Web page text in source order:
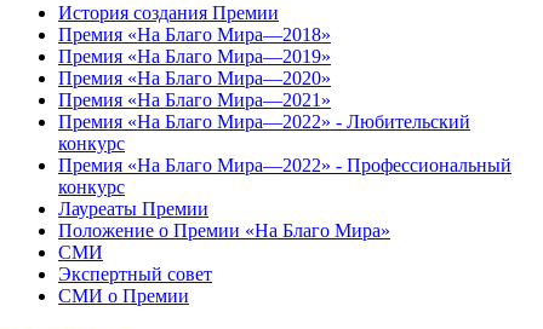
История создания Премии
Премия «На Благо Мира—2018»
Премия «На Благо Мира—2019»
Премия «На Благо Мира—2020»
Премия «На Благо Мира—2021»
Премия «На Благо Мира—2022» - Любительский
конкурс
Премия «На Благо Мира—2022» - Профессиональный
конкурс
Лауреаты Премии
Положение о Премии «На Благо Мира»
СМИ
Экспертный совет
СМИ о Премии